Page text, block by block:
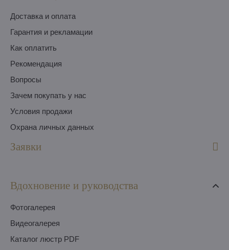
Доставка и оплата
Гарантия и рекламации
Как оплатить
Pекомендация
Вопросы
Зачем покупать у нас
Условия продажи
Охрана личных данных
Заявки
Вдохновение и руководства
Фотогалерея
Видеогалерея
Каталог люстр PDF